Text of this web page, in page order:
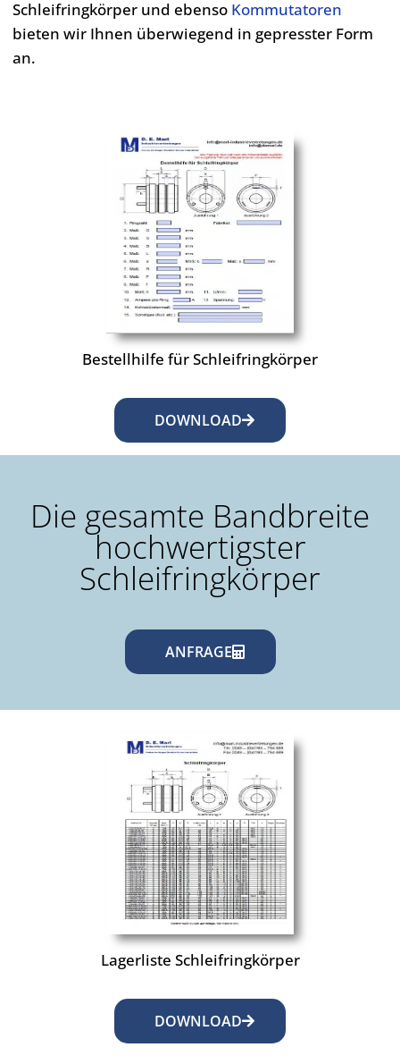
Schleifringkörper und ebenso Kommutatoren
bieten wir Ihnen überwiegend in gepresster Form
an.
Bestellhilfe für Schleifringkörper
DOWNLOAD
Die gesamte Bandbreite
hochwertigster
Schleifringkörper
ANFRAGE
Lagerliste Schleifringkörper
DOWNLOAD